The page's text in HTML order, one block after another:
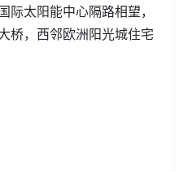
太阳能中心隔路相望，
桥，西邻欧洲阳光城住宅